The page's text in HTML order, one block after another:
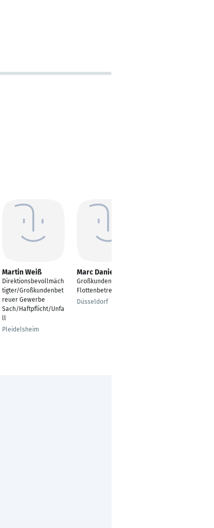
Martin Weiß
Direktionsbevollmäch
tigter/Großkundenbet
reuer Gewerbe
Sach/Haftpflicht/Unfa
ll
Pleidelsheim
Marc Daniel
Großkundenbetreuer/
Flottenbetreuer Opel
Düsseldorf